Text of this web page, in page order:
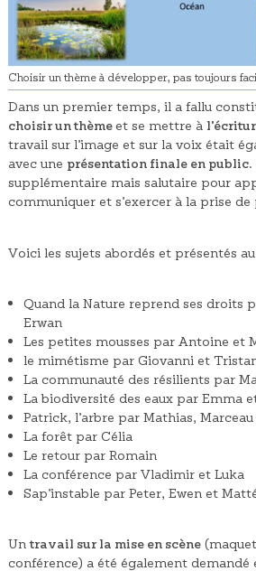
Choisir un thème à développer, pas toujours
Dans un premier temps, il a fallu
choisir un thèmeet se mettre à
travail sur l’image et sur la voix était
avec une présentation finale en public.
supplémentaire mais salutaire pour
communiquer et s’exercer à la prise
Voici les sujets abordés et présentés
Quand la Nature reprend ses droits
Erwan
Les petites mousses par Antoine et
le mimétisme par Giovanni et
La communauté des résilients par
La biodiversité des eaux par Emma
Patrick, l’arbre par Mathias,
La forêt par Célia
Le retour par Romain
La conférence par Vladimir et Luka
Sap’instable par Peter, Ewen et
Untravail sur la mise en scène
conférence) a été également demandé